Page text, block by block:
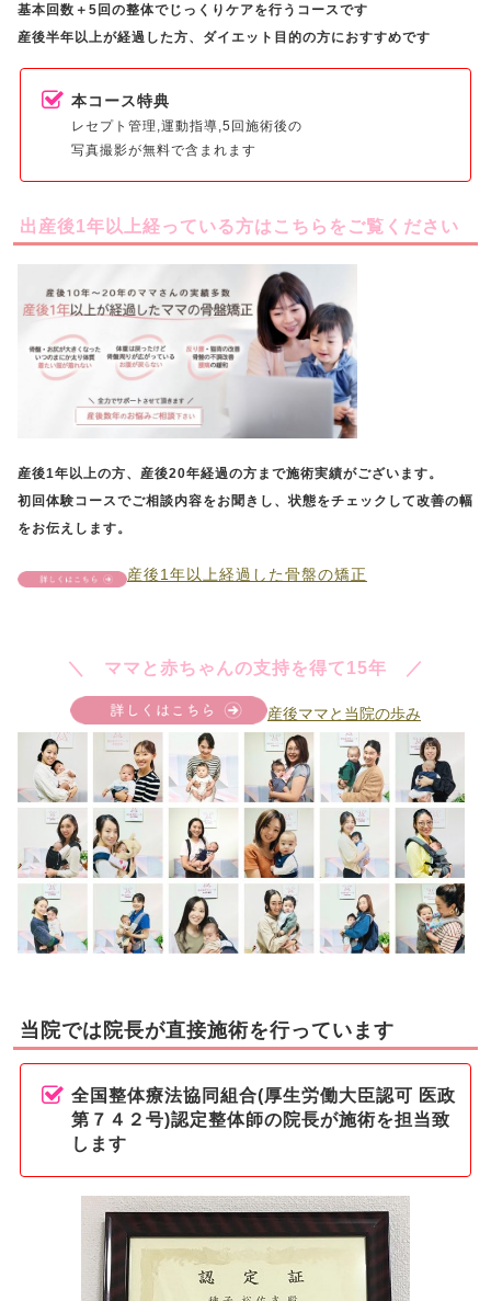
基本回数＋5回の整体でじっくりケアを行うコースです
産後半年以上が経過した方、ダイエット目的の方におすすめです
本コース特典
レセプト管理,運動指導,5回施術後の
写真撮影が無料で含まれます
出産後1年以上経っている方はこちらをご覧ください
産後1年以上の方、産後20年経過の方まで施術実績がございます。
初回体験コースでご相談内容をお聞きし、状態をチェックして改善の幅
をお伝えします。
産後1年以上経過した骨盤の矯正
＼ ママと赤ちゃんの支持を得て15年 ／
産後ママと当院の歩み
当院では院長が直接施術を行っています
全国整体療法協同組合(厚生労働大臣認可 医政
第７４２号)認定整体師の院長が施術を担当致
します